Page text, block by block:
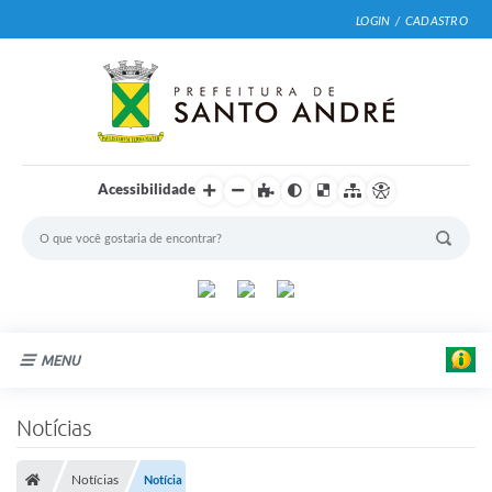
LOGIN / CADASTRO
Acessibilidade
MENU
Notícias
Notícias Notícia